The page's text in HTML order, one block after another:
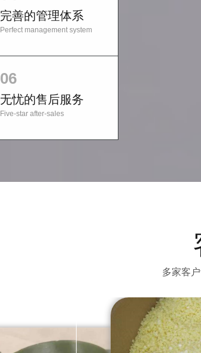
完善的管理体系
Perfect management system
06
无忧的售后服务
Five-star after-sales
多家客